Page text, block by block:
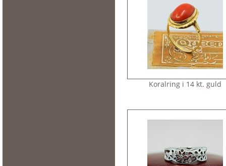
Koralring i 14 kt. guld